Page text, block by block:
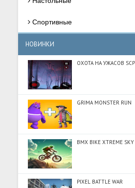
Спортивные
НОВИНКИ
ОХОТА НА УЖАСОВ SCP
GRIMA MONSTER RUN
BMX BIKE XTREME SKY
PIXEL BATTLE WAR